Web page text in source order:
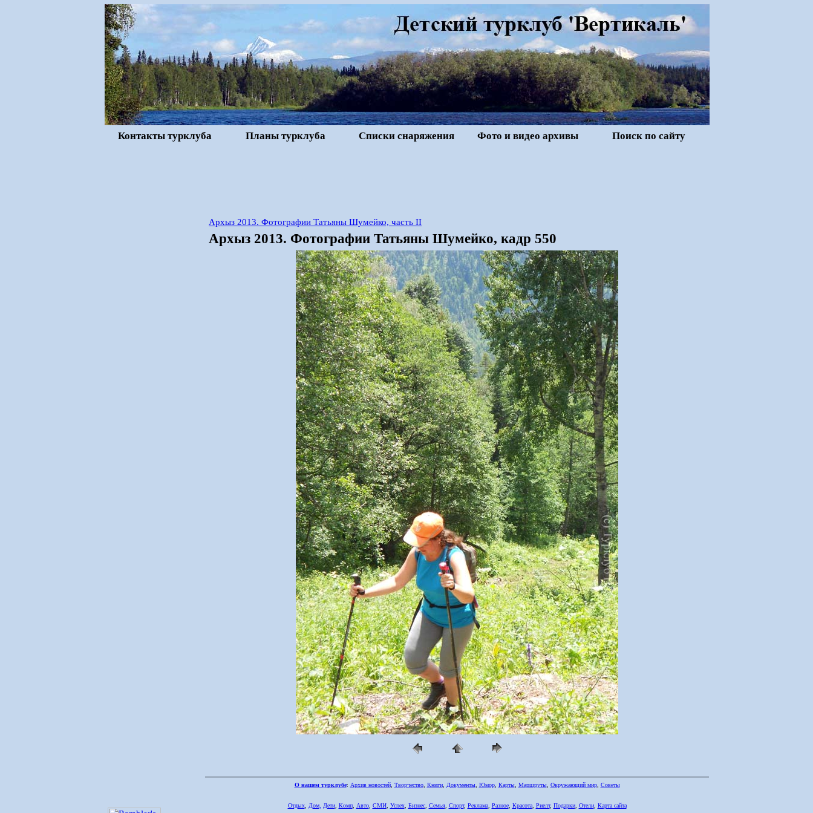
Контакты турклуба Планы турклуба Списки снаряжения Фото и видео архивы Поиск по сайту
Архыз 2013. Фотографии Татьяны Шумейко, часть II
Архыз 2013. Фотографии Татьяны Шумейко, кадр 550
О нашем турклубе: Архив новостей, Творчество, Книги, Документы, Юмор, Карты, Маршруты, Окружающий мир, Советы
Отдых, Дом, Дети, Комп, Авто, СМИ, Успех, Бизнес, Семья, Спорт, Реклама, Разное, Красота, Риелт, Подарки, Отели, Карта сайта